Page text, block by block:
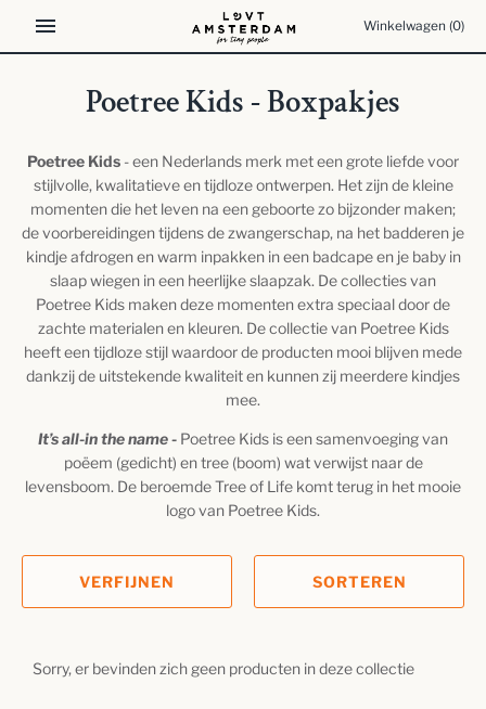
de
Winkelwagen (0)
Poetree Kids - Boxpakjes
Poetree Kids - een Nederlands merk met een grote liefde voor
stijlvolle, kwalitatieve en tijdloze ontwerpen. Het zijn de kleine
momenten die het leven na een geboorte zo bijzonder maken;
de voorbereidingen tijdens de zwangerschap, na het badderen je
kindje afdrogen en warm inpakken in een badcape en je baby in
slaap wiegen in een heerlijke slaapzak. De collecties van
Poetree Kids maken deze momenten extra speciaal door de
zachte materialen en kleuren. De collectie van Poetree Kids
heeft een tijdloze stijl waardoor de producten mooi blijven mede
dankzij de uitstekende kwaliteit en kunnen zij meerdere kindjes
mee.
It’s all-in the name - Poetree Kids is een samenvoeging van
poëem (gedicht) en tree (boom) wat verwijst naar de
levensboom. De beroemde Tree of Life komt terug in het mooie
logo van Poetree Kids.
VERFIJNEN SORTEREN
Sorry, er bevinden zich geen producten in deze collectie